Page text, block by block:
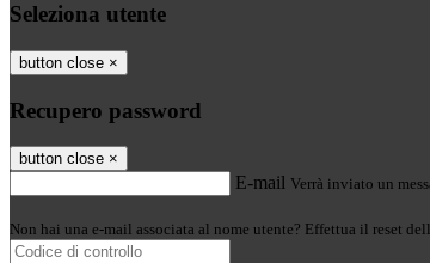
Seleziona utente
button close ×
Recupero password
button close ×
E-mail Verrà inviato un
Non hai una e-mail associata al nome utente? Effettua il reset